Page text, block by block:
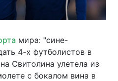
мира: "сине-
4-х футболистов в
Свитолина улетела из
с бокалом вина в